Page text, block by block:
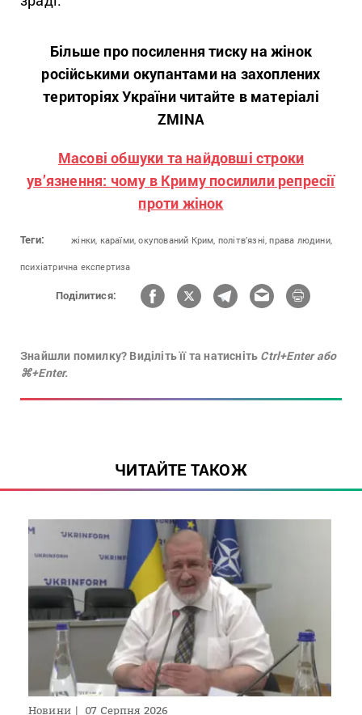
Більше про посилення тиску на жінок
російськими окупантами на захоплених
територіях України читайте в матеріалі
ZMINA
Масові обшуки та найдовші строки
ув’язнення: чому в Криму посилили репресії
проти жінок
Теги: жінки, караїми, окупований Крим, політв’язні, права людини,
психіатрична експертиза
Поділитися:
Знайшли помилку? Виділіть її та натисніть Ctrl+Enter або
⌘+Enter.
ЧИТАЙТЕ ТАКОЖ
Новини 07 Серпня 2026